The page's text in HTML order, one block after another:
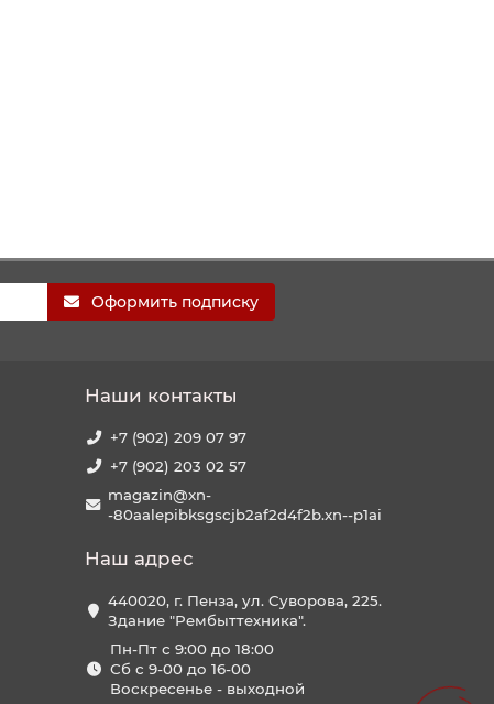
Оформить подписку
Наши контакты
+7 (902) 209 07 97
+7 (902) 203 02 57
magazin@xn-
-80aalepibksgscjb2af2d4f2b.xn--p1ai
Наш адрес
440020, г. Пенза, ул. Суворова, 225.
Здание "Рембыттехника".
Пн-Пт с 9:00 до 18:00
Сб с 9-00 до 16-00
Воскресенье - выходной